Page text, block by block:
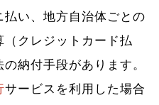
い、地方自治体ごとの
クレジットカード払
納付手段があります。
サービスを利用した場合